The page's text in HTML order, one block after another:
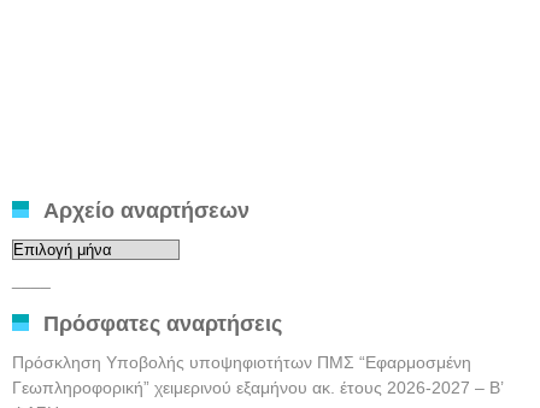
Αρχείο αναρτήσεων
Αρχείο
Πρόσφατες αναρτήσεις
Πρόσκληση Υποβολής υποψηφιοτήτων ΠΜΣ “Εφαρμοσμένη
Γεωπληροφορική” χειμερινού εξαμήνου ακ. έτους 2026-2027 – Β’